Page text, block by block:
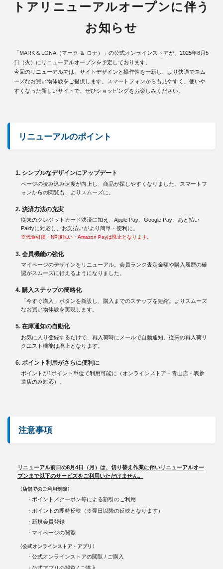
トア リニューアルオープンに伴う
お知らせ
「MARK & LONA（マーク ＆ ロナ）」の公式オンラインストアが、2025年8月5
日（火）にリニューアルオープンを予定しております。
今回のリニューアルでは、サイトデザインと操作性を一新し、より快適でスム
ーズなお買い物体験をご提供します。スマートフォンからも見やすく、使いや
すくなった新しいサイトで、ぜひショッピングをお楽しみください。
リニューアルのポイント
1. シンプルなデザインにアップデート
ページの読み込み速度が向上し、商品が探しやすくなりました。スマートフ
ォンからの閲覧も、よりスムーズに。
2. 決済方法の充実
従来のクレジットカード決済に加え、Apple Pay、Google Pay、あと払い
Paidyに対応し、お支払いがより簡単・便利に。
※代金引換・NP後払い・Amazon Payは廃止となります。
3. 会員機能の強化
マイページのデザインをリニューアル。会員ランク査定金額や購入履歴の確
認がスムーズに行えるようになりました。
4. 購入ステップの簡略化
「今すぐ購入」ボタンを新設し、購入までのステップを短縮。よりスムーズ
なお買い物体験を実現します。
5. 在庫通知の自動化
お気に入り登録するだけで、再入荷時にメールで自動通知。従来の再入荷リ
クエスト機能は廃止となります。
6. ポイント利用がさらに便利に
ポイントが1ポイント単位で利用可能に（オンラインストア・青山店・表参
道店のみ対応）。
注意事項
リニューアル前日の8月4日（月）は、切り替え作業に伴いリニューアルオー
プンまで以下のサービスをご利用いただけません。
〈店舗でのご利用制限〉
・ポイント／クーポン等による割引のご利用
・ポイントの即時反映（※翌日以降の反映となります）
・新規会員登録
・マイページの閲覧
〈公式オンラインストア・アプリ〉
・公式オンラインストアの閲覧 / ご購入
・公式アプリの閲覧 / ご購入